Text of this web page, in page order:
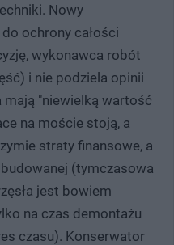
Nowy
ochrony całości
wykonawca robót
i nie podziela opinii
mają "niewielką wartość
na moście stoją, a
straty finansowe, a
(tymczasowa
jest bowiem
na czas demontażu
czasu). Konserwator